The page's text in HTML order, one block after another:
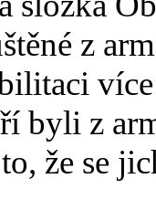
z
byli z
že se